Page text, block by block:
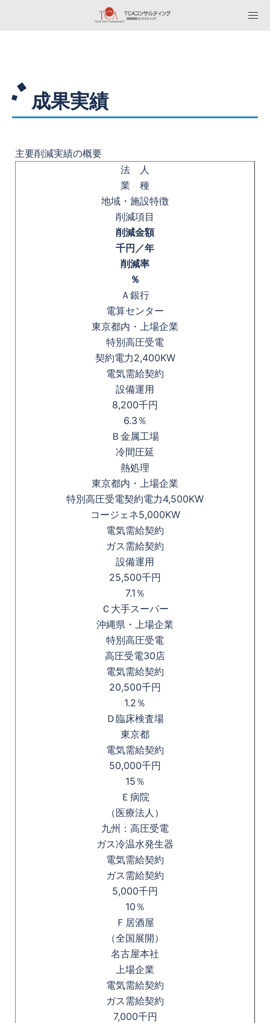
成果実績
主要削減実績の概要
法 人
業 種
地域・施設特徴
削減項目
削減金額
千円／年
削減率
％
Ａ銀行
電算センター
東京都内・上場企業
特別高圧受電
契約電力2,400KW
電気需給契約
設備運用
8,200千円
6.3％
Ｂ金属工場
冷間圧延
熱処理
東京都内・上場企業
特別高圧受電契約電力4,500KW
コージェネ5,000KW
電気需給契約
ガス需給契約
設備運用
25,500千円
7.1％
Ｃ大手スーパー
沖縄県・上場企業
特別高圧受電
高圧受電30店
電気需給契約
20,500千円
1.2％
Ｄ臨床検査場
東京都
電気需給契約
50,000千円
15％
Ｅ病院
（医療法人）
九州：高圧受電
ガス冷温水発生器
電気需給契約
ガス需給契約
5,000千円
10％
Ｆ居酒屋
（全国展開）
名古屋本社
上場企業
電気需給契約
ガス需給契約
7,000千円